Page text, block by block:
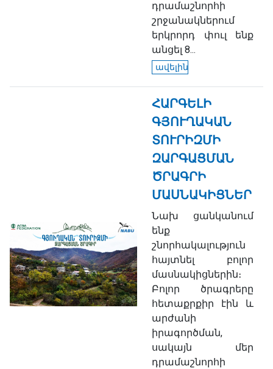
դրամաշնորհի
շրջանակներում
երկրորդ փուլ ենք
անցել 8...
ավելին
ՀԱՐԳԵԼԻ
ԳՅՈՒՂԱԿԱՆ
ՏՈՒՐԻԶՄԻ
ԶԱՐԳԱՑՄԱՆ
ԾՐԱԳՐԻ
ՄԱՍՆԱԿԻՑՆԵՐ
Նախ ցանկանում
ենք
շնորհակալություն
հայտնել բոլոր
մասնակիցներին։
Բոլոր ծրագրերը
հետաքրքիր էին և
արժանի
իրագործման,
սակայն մեր
դրամաշնորհի